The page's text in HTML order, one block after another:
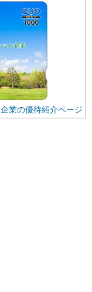
企業の優待紹介ページ